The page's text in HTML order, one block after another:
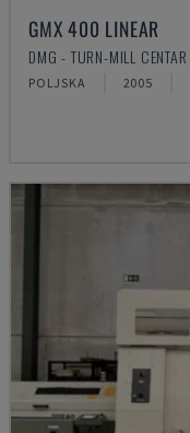
GMX 400 LINEAR
DMG - TURN-MILL CENTAR
POLJSKA 2005